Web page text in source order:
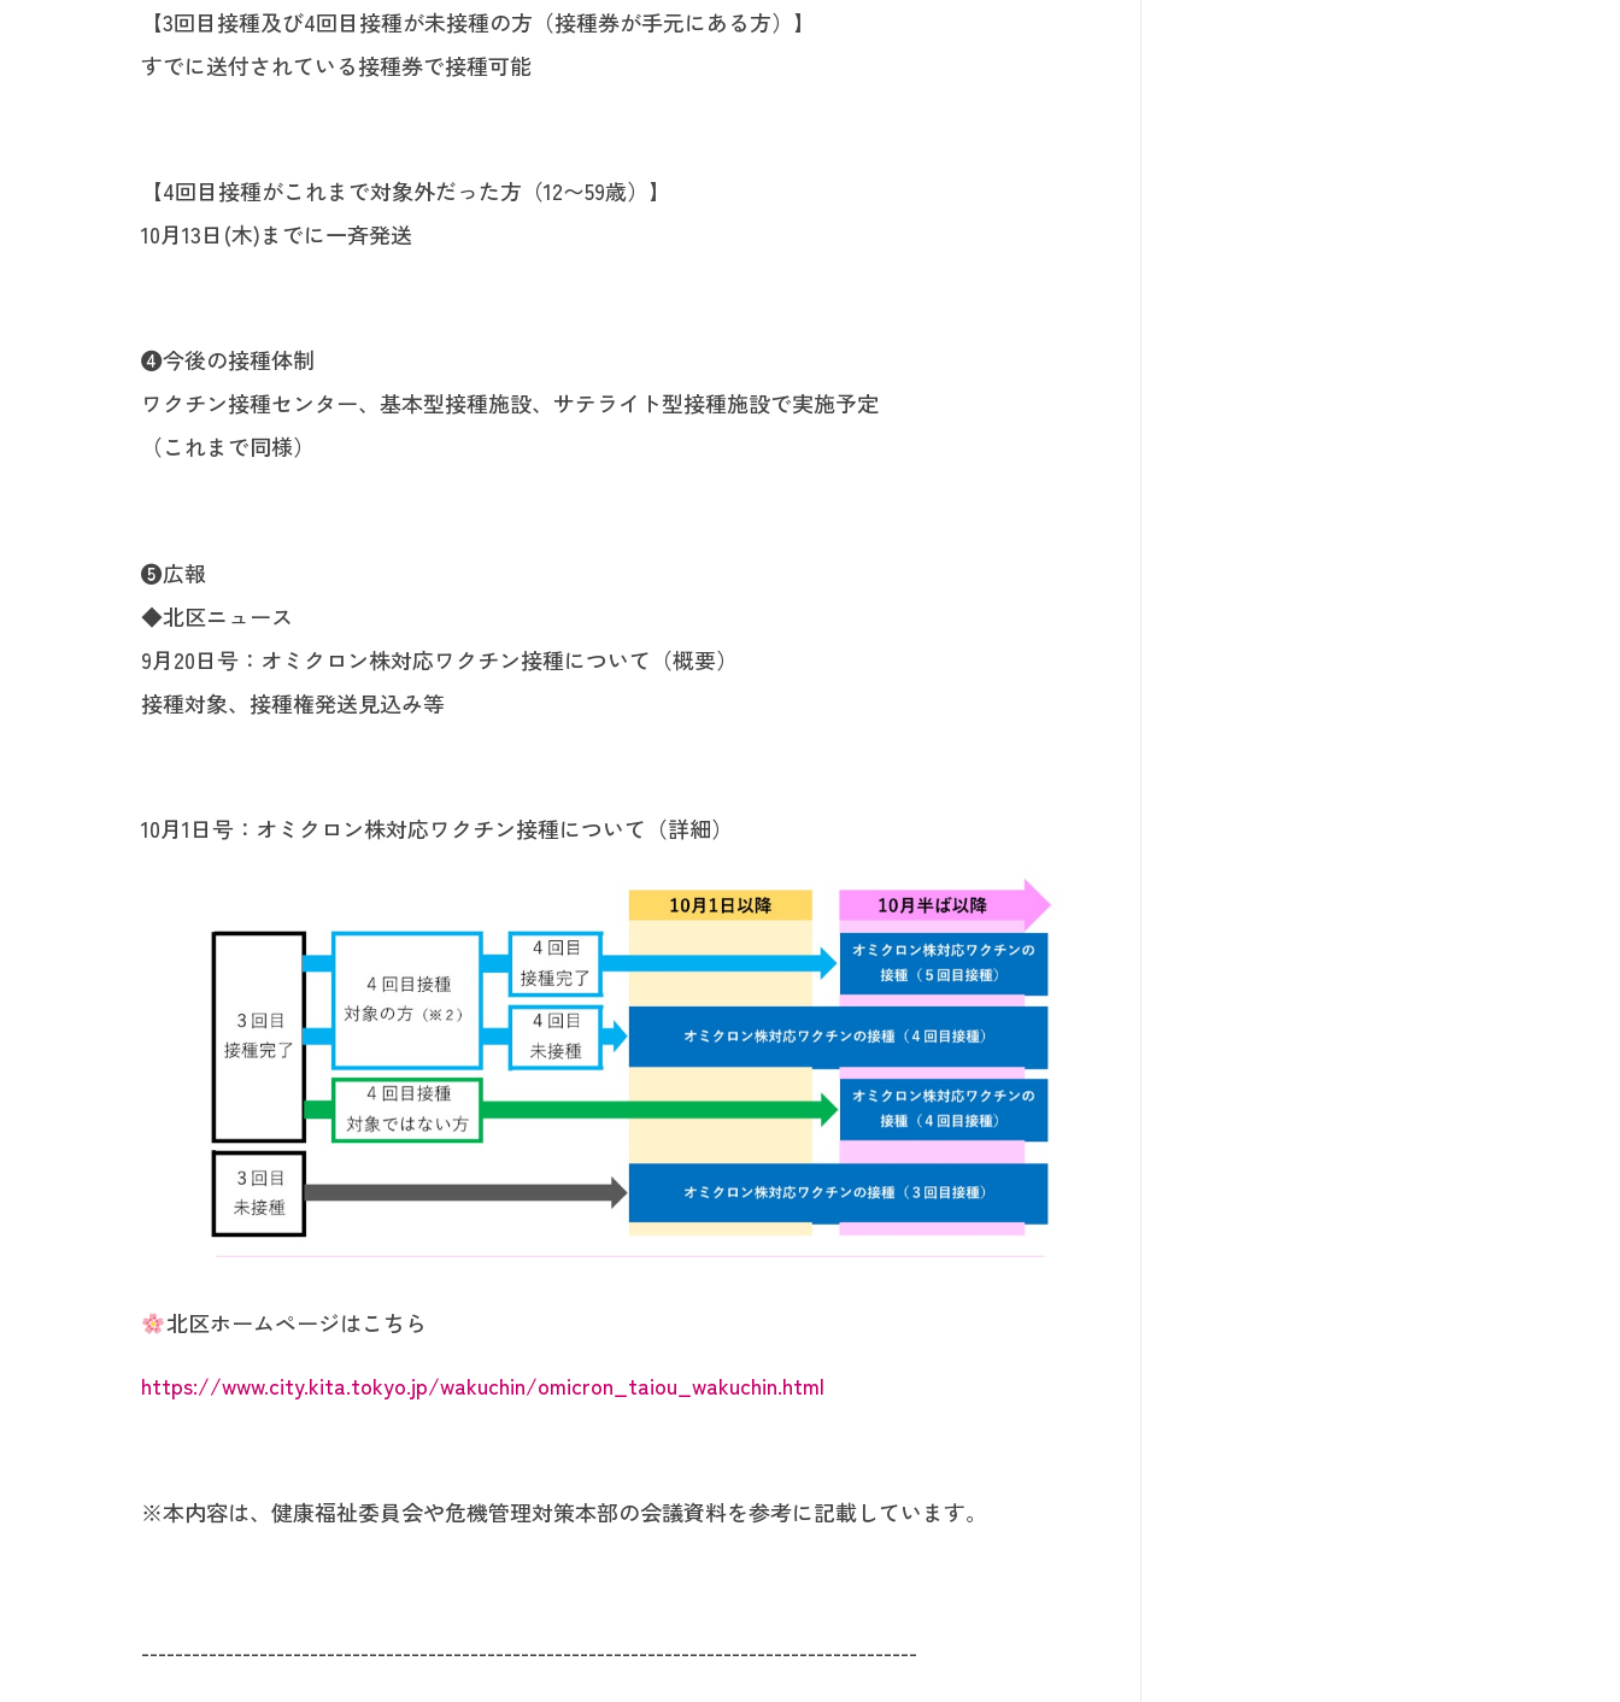
【3回目接種及び4回目接種が未接種の方（接種券が手元にある方）】
すでに送付されている接種券で接種可能
【4回目接種がこれまで対象外だった方（12〜59歳）】
10月13日(木)までに一斉発送
❹今後の接種体制
ワクチン接種センター、基本型接種施設、サテライト型接種施設で実施予定
（これまで同様）
❺広報
◆北区ニュース
9月20日号：オミクロン株対応ワクチン接種について（概要）
接種対象、接種権発送見込み等
10月1日号：オミクロン株対応ワクチン接種について（詳細）
北区ホームページはこちら
https://www.city.kita.tokyo.jp/wakuchin/omicron_taiou_wakuchin.html
※本内容は、健康福祉委員会や危機管理対策本部の会議資料を参考に記載しています。
--------------------------------------------------------------------------------------------